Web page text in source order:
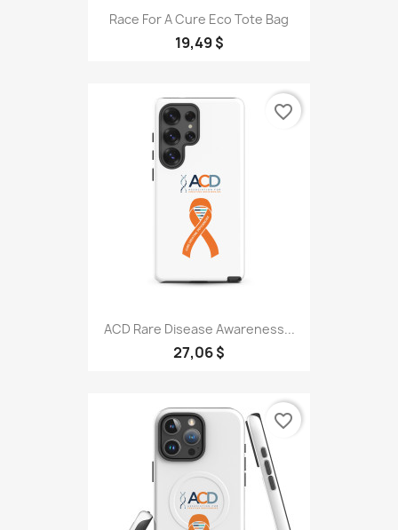
Race For A Cure Eco Tote Bag
19,49 $
ACD Rare Disease Awareness...
27,06 $
favorite_border
favorite_border